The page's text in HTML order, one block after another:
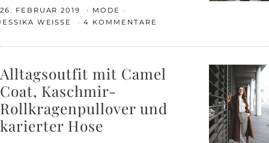
26. FEBRUAR 2019
MODE
WEISSE
4 KOMMENTARE
Alltagsoutfit mit Camel
Coat, Kaschmir-
Rollkragenpullover und
karierter Hose